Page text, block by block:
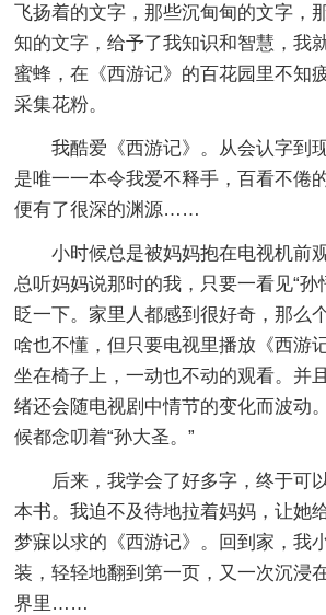
飞扬着的文字，那些沉甸甸的文字，
知的文字，给予了我知识和智慧，我
蜜蜂，在《西游记》的百花园里不知
采集花粉。
我酷爱《西游记》。从会认字到
是唯一一本令我爱不释手，百看不倦
便有了很深的渊源……
小时候总是被妈妈抱在电视机前
总听妈妈说那时的我，只要一看见“孙
眨一下。家里人都感到很好奇，那么
啥也不懂，但只要电视里播放《西游
坐在椅子上，一动也不动的观看。并
绪还会随电视剧中情节的变化而波动
候都念叨着“孙大圣。”
后来，我学会了好多字，终于可
本书。我迫不及待地拉着妈妈，让她
梦寐以求的《西游记》。回到家，我
装，轻轻地翻到第一页，又一次沉浸
界里……